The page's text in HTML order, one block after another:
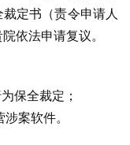
裁定书（责令申请人
依法申请复议。
保全裁定；
案软件。